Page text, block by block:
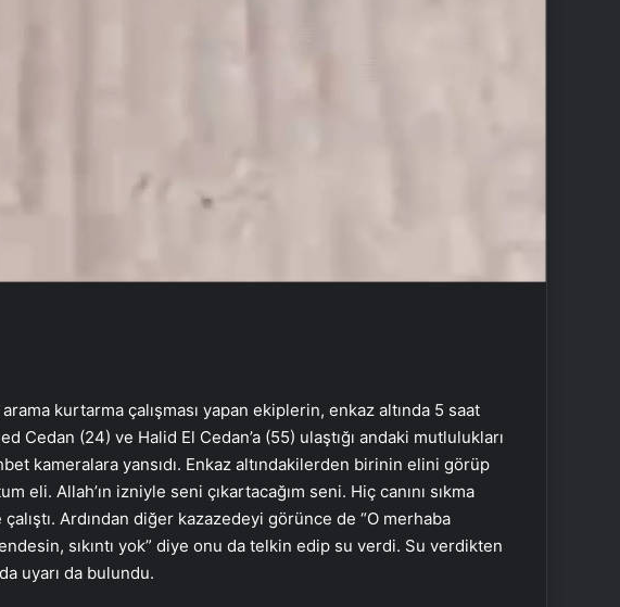
arama kurtarma çalışması yapan ekiplerin, enkaz altında 5 saat
Cedan (24) ve Halid El Cedan’a (55) ulaştığı andaki mutlulukları
kameralara yansıdı. Enkaz altındakilerden birinin elini görüp
eli. Allah’ın izniyle seni çıkartacağım seni. Hiç canını sıkma
Ardından diğer kazazedeyi görünce de “O merhaba
sıkıntı yok” diye onu da telkin edip su verdi. Su verdikten
uyarı da bulundu.
Özgür Özel’e saldırıda dikkat çeken